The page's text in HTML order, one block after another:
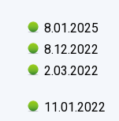
8.01.2025
8.12.2022
2.03.2022
11.01.2022